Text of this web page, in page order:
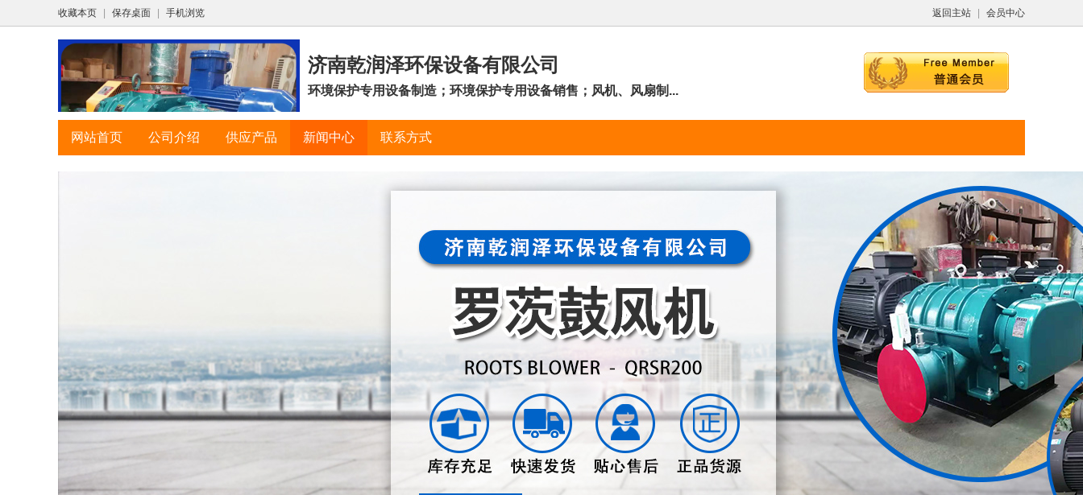
返回主站 会员中心
收藏本页 保存桌面 手机浏览
济南乾润泽环保设备有限公司
环境保护专用设备制造；环境保护专用设备销售；风机、风扇制...
网站首页 公司介绍 供应产品 新闻中心 联系方式